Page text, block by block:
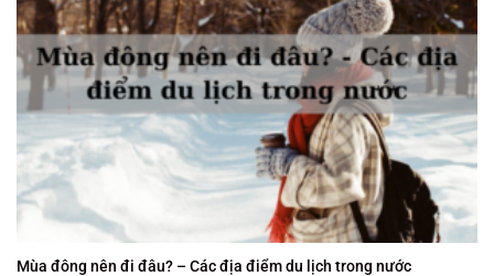
Mùa đông nên đi đâu? – Các địa điểm du lịch trong nước